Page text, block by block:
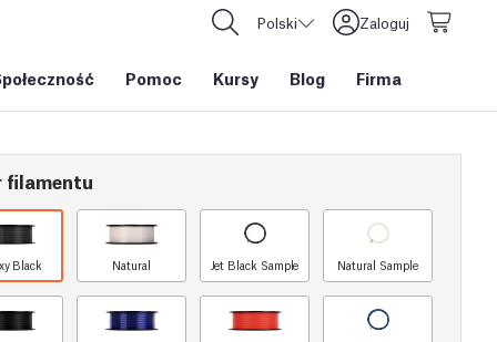
Polski Zaloguj
Pomoc Kursy Blog Firma
filamentu
Black Natural Jet Black Sample Natural Sample